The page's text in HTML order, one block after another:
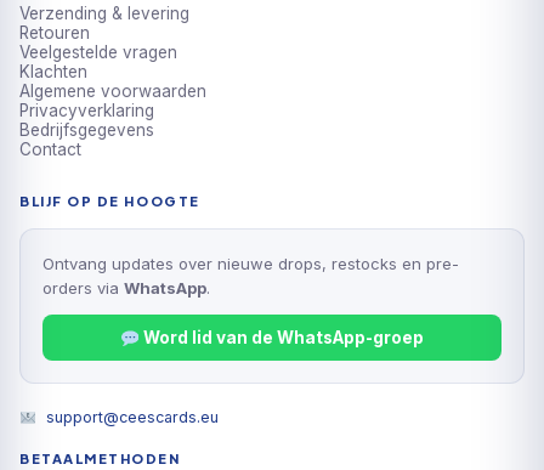
Verzending & levering
Retouren
Veelgestelde vragen
Klachten
Algemene voorwaarden
Privacyverklaring
Bedrijfsgegevens
Contact
BLIJF OP DE HOOGTE
Ontvang updates over nieuwe drops, restocks en pre-
orders via WhatsApp
Word lid van de WhatsApp-groep
support@ceescards.eu
BETAALMETHODEN